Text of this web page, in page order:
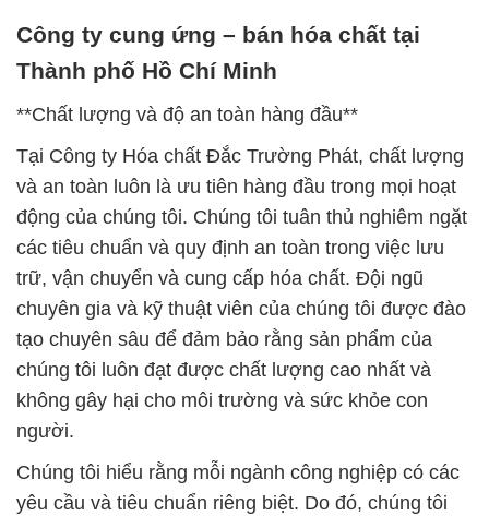
Công ty cung ứng – bán hóa chất tại
Thành phố Hồ Chí Minh
**Chất lượng và độ an toàn hàng đầu**
Tại Công ty Hóa chất Đắc Trường Phát, chất lượng
và an toàn luôn là ưu tiên hàng đầu trong mọi hoạt
động của chúng tôi. Chúng tôi tuân thủ nghiêm ngặt
các tiêu chuẩn và quy định an toàn trong việc lưu
trữ, vận chuyển và cung cấp hóa chất. Đội ngũ
chuyên gia và kỹ thuật viên của chúng tôi được đào
tạo chuyên sâu để đảm bảo rằng sản phẩm của
chúng tôi luôn đạt được chất lượng cao nhất và
không gây hại cho môi trường và sức khỏe con
người.
Chúng tôi hiểu rằng mỗi ngành công nghiệp có các
yêu cầu và tiêu chuẩn riêng biệt. Do đó, chúng tôi